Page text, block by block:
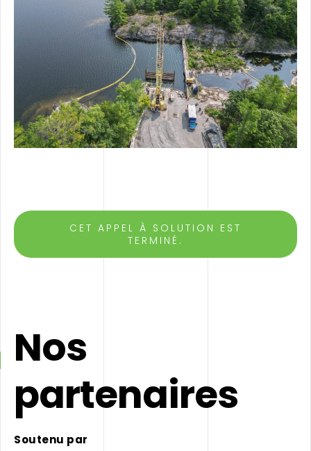
CET APPEL À SOLUTION EST
TERMINÉ.
Nos
partenaires
Soutenu par